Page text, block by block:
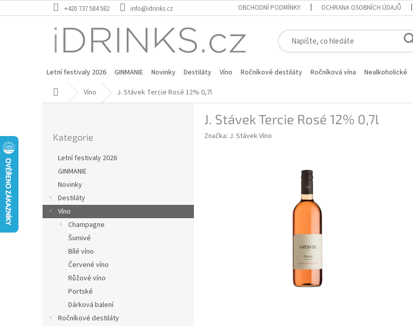
na
+420 737 584 582 info@idrinks.cz OBCHODNÍ PODMÍNKY OCHRANA OSOBNÍCH ÚDAJŮ
Letní festivaly 2026 GINMANIE Novinky Destiláty Víno Ročníkové destiláty Ročníková vína Nealkoholické
Domů Víno J. Stávek Tercie Rosé 12% 0,7l
a
kategorie
Kategorie
Letní festivaly 2026
GINMANIE
Novinky
Destiláty
Víno
Champagne
Šumivé
Bílé víno
Červené víno
Růžové víno
Portské
Dárková balení
Ročníkové destiláty
J. Stávek Tercie Rosé 12% 0,7l
Značka: J. Stávek Víno